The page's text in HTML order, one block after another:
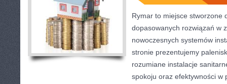
Rymar to miejsce stworzone
dopasowanych rozwiązań w
nowoczesnych systemów
stronie prezentujemy
rozumiane instalacje
spokoju oraz efektywności w